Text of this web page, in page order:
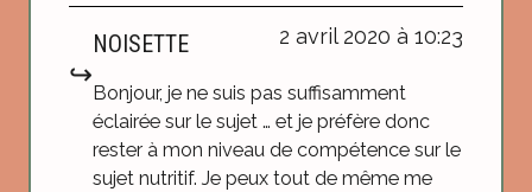
NOISETTE 2 avril 2020 à 10:23
Bonjour, je ne suis pas suffisamment
éclairée sur le sujet … et je préfère donc
rester à mon niveau de compétence sur le
sujet nutritif. Je peux tout de même me